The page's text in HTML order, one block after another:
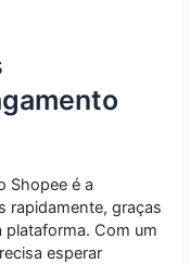
Shopee é a
rapidamente, graças
Com um
esperar